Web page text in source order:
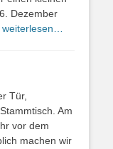
Dezember
weiterlesen…
Tür,
Am
vor dem
machen wir